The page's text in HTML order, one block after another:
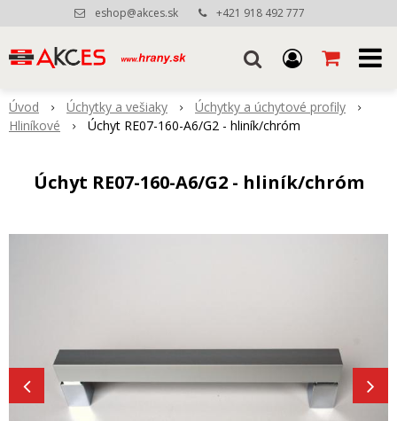
eshop@akces.sk +421 918 492 777
Úvod Úchytky a vešiaky
Úchytky a úchytové profily
Hliníkové
Úchyt RE07-160-A6/G2 - hliník/chróm
Úchyt RE07-160-A6/G2 - hliník/chróm